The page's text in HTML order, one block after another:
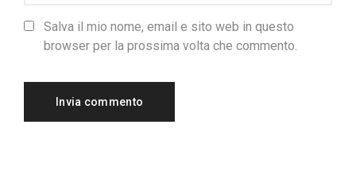
Salva il mio nome, email e sito web in questo
browser per la prossima volta che commento.